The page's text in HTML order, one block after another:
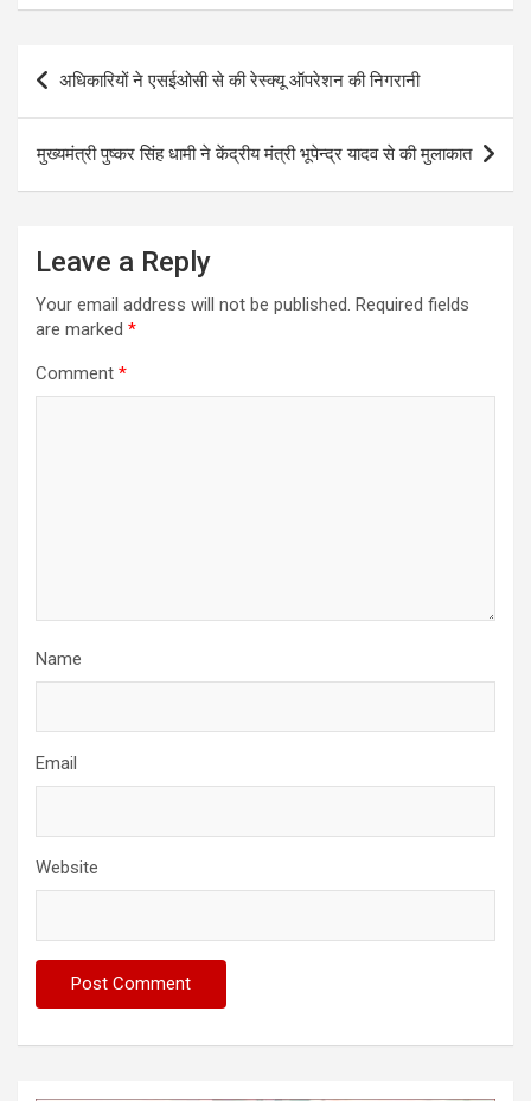
ce
b
o
o
k
tt
er
at
s
A
p
p
ar
e
Post
navigation
अधिकारियों ने एसईओसी से की रेस्क्यू ऑपरेशन की निगरानी
मुख्यमंत्री पुष्कर सिंह धामी ने केंद्रीय मंत्री भूपेन्द्र यादव से की मुलाकात
Leave a Reply
Your email address will not be published. Required fields
are marked *
Comment *
Name
Email
Website